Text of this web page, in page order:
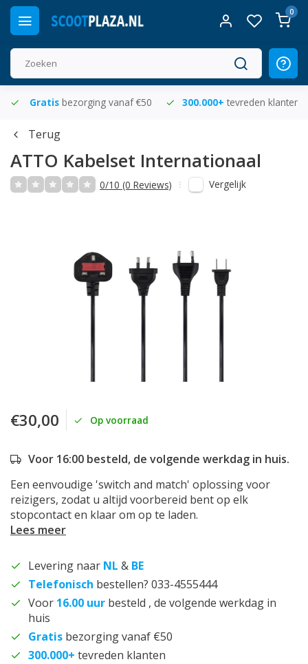
0
Gratis bezorging vanaf €50 300.000+ tevreden klanten
Terug
ATTO Kabelset Internationaal
0/10 (0 Reviews) Vergelijk
€30,00 Op voorraad
Voor 16:00 besteld, de volgende werkdag in huis.
Een eenvoudige 'switch and match' oplossing voor
reizigers, zodat u altijd voorbereid bent op elk
stopcontact en klaar om op te laden.
Lees meer
Levering naar NL & BE
Telefonisch bestellen? 033-4555444
Voor 16.00 uur besteld , de volgende werkdag in
huis
Gratis bezorging vanaf €50
300.000+ tevreden klanten